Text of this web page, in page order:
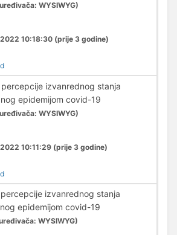
WYSIWYG)
10:18:30 (prije 3 godine)
percepcije izvanrednog stanja
epidemijom covid-19
WYSIWYG)
10:11:29 (prije 3 godine)
izvanrednog stanja
epidemijom covid-19
WYSIWYG)